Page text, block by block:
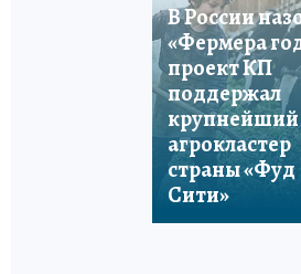
В России
«Фермера
проект КП
поддержал
крупнейший
агрокластер
страны «Фуд
Сити»